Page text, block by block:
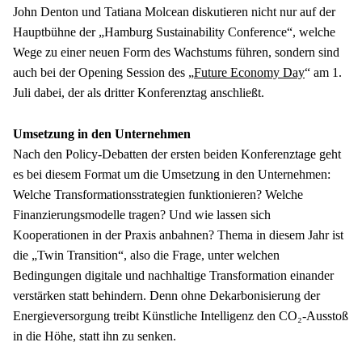
John Denton und Tatiana Molcean diskutieren nicht nur auf der
Hauptbühne der „Hamburg Sustainability Conference“, welche
Wege zu einer neuen Form des Wachstums führen, sondern sind
auch bei der Opening Session des „Future Economy Day“ am 1.
Juli dabei, der als dritter Konferenztag anschließt.
Nach den Policy-Debatten der ersten beiden Konferenztage geht
es bei diesem Format um die Umsetzung in den Unternehmen:
Welche Transformationsstrategien funktionieren? Welche
Finanzierungsmodelle tragen? Und wie lassen sich
Kooperationen in der Praxis anbahnen? Thema in diesem Jahr ist
die „Twin Transition“, also die Frage, unter welchen
Bedingungen digitale und nachhaltige Transformation einander
verstärken statt behindern. Denn ohne Dekarbonisierung der
Energieversorgung treibt Künstliche Intelligenz den CO₂-Ausstoß
in die Höhe, statt ihn zu senken.